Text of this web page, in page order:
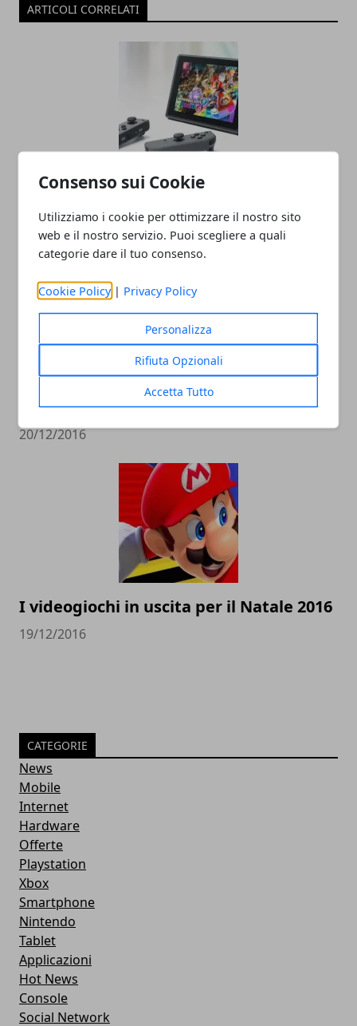
Consenso sui Cookie
Utilizziamo i cookie per ottimizzare il nostro sito
web e il nostro servizio. Puoi scegliere a quali
categorie dare il tuo consenso.
Cookie Policy | Privacy Policy
Personalizza
Rifiuta Opzionali
Accetta Tutto
ARTICOLI CORRELATI
Nintendo Switch dal 3 marzo 2017 in
commercio
17/01/2017
Super Mario Run batte Pokemon Go
20/12/2016
I videogiochi in uscita per il Natale 2016
19/12/2016
CATEGORIE
News
Mobile
Internet
Hardware
Offerte
Playstation
Xbox
Smartphone
Nintendo
Tablet
Applicazioni
Hot News
Console
Social Network